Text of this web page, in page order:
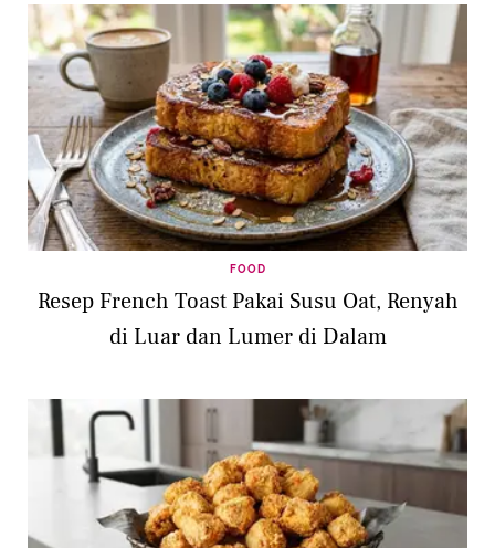
FOOD
Resep French Toast Pakai Susu Oat, Renyah
di Luar dan Lumer di Dalam